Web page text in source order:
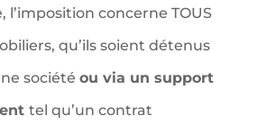
l’imposition concerne TOUS
qu’ils soient détenus
société ou via un support
tel qu’un contrat